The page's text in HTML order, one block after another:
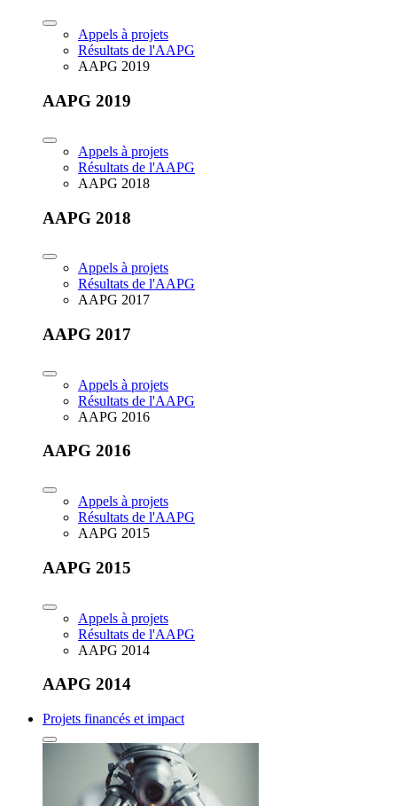
Appels à projets
Résultats de l'AAPG
AAPG 2019
AAPG 2019
Appels à projets
Résultats de l'AAPG
AAPG 2018
AAPG 2018
Appels à projets
Résultats de l'AAPG
AAPG 2017
AAPG 2017
Appels à projets
Résultats de l'AAPG
AAPG 2016
AAPG 2016
Appels à projets
Résultats de l'AAPG
AAPG 2015
AAPG 2015
Appels à projets
Résultats de l'AAPG
AAPG 2014
AAPG 2014
Projets financés et impact